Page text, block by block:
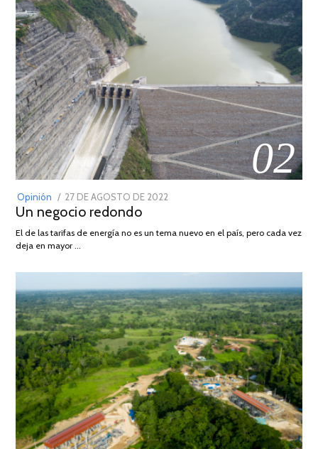
02
Opinión
POSTED
ON
27 DE AGOSTO DE 2022
DE
Un negocio redondo
El de las tarifas de energía no es un tema nuevo en el país, pero cada vez
deja en mayor …